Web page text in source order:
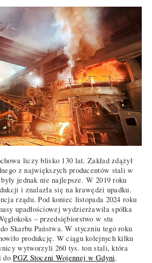
liczy blisko 130 lat. Zakład zdążył
z największych producentów stali w
jednak nie najlepsze. W 2019 roku
i znalazła się na krawędzi upadku.
rządu. Pod koniec listopada 2024 roku
upadłościowej wydzierżawiła spółka
– przedsiębiorstwo w stu
Skarbu Państwa. W styczniu tego roku
produkcję. W ciągu kolejnych kilku
wytworzyli 260 tys. ton stali, która
doPGZ Stoczni Wojennej w Gdyni.